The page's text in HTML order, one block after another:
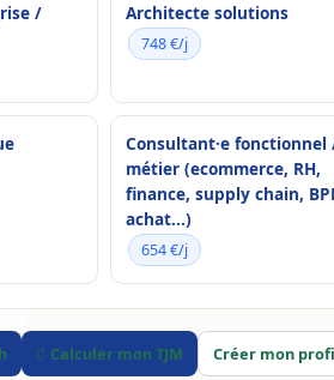
/
Architecte solutions
748 €/j
Consultant·e fonctionnel
métier (ecommerce, RH,
finance, supply chain,
achat...)
654 €/j
Calculer mon TJM Créer mon